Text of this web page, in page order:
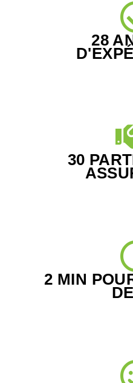
28
30
2 MIN